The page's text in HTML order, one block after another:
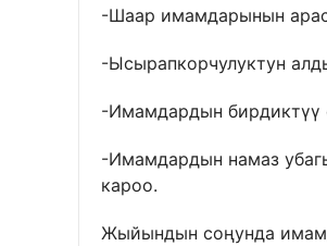
-Шаар имамдарынын
-Ысырапкорчулуктун
-Имамдардын
-Имамдардын намаз
кароо.
Жыйындын соңунда